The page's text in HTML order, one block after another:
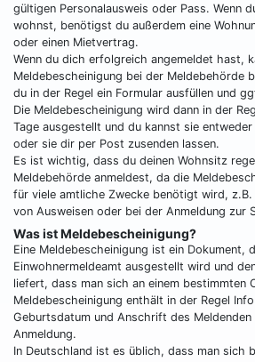
gültigen Personalausweis oder Pass. Wenn
wohnst, benötigst du außerdem eine
oder einen Mietvertrag.
Wenn du dich erfolgreich angemeldet hast,
Meldebescheinigung bei der Meldebehörde
du in der Regel ein Formular ausfüllen und
Die Meldebescheinigung wird dann in der
Tage ausgestellt und du kannst sie
oder sie dir per Post zusenden lassen.
Es ist wichtig, dass du deinen Wohnsitz
Meldebehörde anmeldest, da die
für viele amtliche Zwecke benötigt wird, z.B.
von Ausweisen oder bei der Anmeldung zur
Was ist Meldebescheinigung?
Eine Meldebescheinigung ist ein Dokument,
Einwohnermeldeamt ausgestellt wird und
liefert, dass man sich an einem bestimmten
Meldebescheinigung enthält in der Regel
Geburtsdatum und Anschrift des
Anmeldung.
In Deutschland ist es üblich, dass man sich